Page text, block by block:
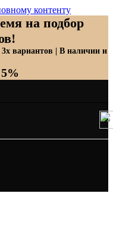
контенту
на подбор
вариантов | В наличии и